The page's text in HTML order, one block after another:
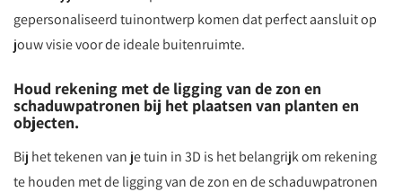
gepersonaliseerd tuinontwerp komen dat perfect aansluit op
jouw visie voor de ideale buitenruimte.
Houd rekening met de ligging van de zon en
schaduwpatronen bij het plaatsen van planten en
objecten.
Bij het tekenen van je tuin in 3D is het belangrijk om rekening
te houden met de ligging van de zon en de schaduwpatronen